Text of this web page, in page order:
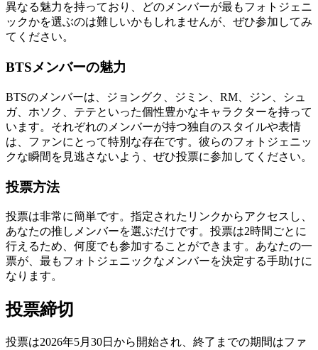
異なる魅力を持っており、どのメンバーが最もフォトジェニ
ックかを選ぶのは難しいかもしれませんが、ぜひ参加してみ
てください。
BTSメンバーの魅力
BTSのメンバーは、ジョングク、ジミン、RM、ジン、シュ
ガ、ホソク、テテといった個性豊かなキャラクターを持って
います。それぞれのメンバーが持つ独自のスタイルや表情
は、ファンにとって特別な存在です。彼らのフォトジェニッ
クな瞬間を見逃さないよう、ぜひ投票に参加してください。
投票方法
投票は非常に簡単です。指定されたリンクからアクセスし、
あなたの推しメンバーを選ぶだけです。投票は2時間ごとに
行えるため、何度でも参加することができます。あなたの一
票が、最もフォトジェニックなメンバーを決定する手助けに
なります。
投票締切
投票は2026年5月30日から開始され、終了までの期間はファ